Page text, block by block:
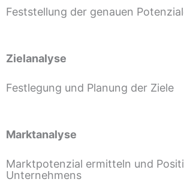
Feststellung der genauen
Zielanalyse
Festlegung und Planung der Ziele
Marktanalyse
Marktpotenzial ermitteln und
Unternehmens